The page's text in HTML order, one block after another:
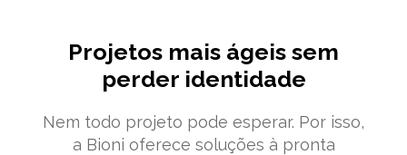
Projetos mais ágeis sem
perder identidade
Nem todo projeto pode esperar. Por isso,
a Bioni oferece soluções à pronta